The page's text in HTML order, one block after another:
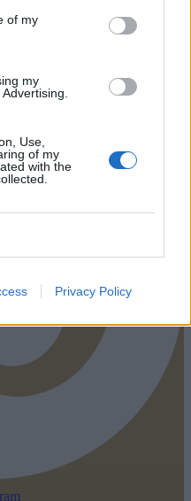
of my
my
Use,
of my
with the
Privacy Policy